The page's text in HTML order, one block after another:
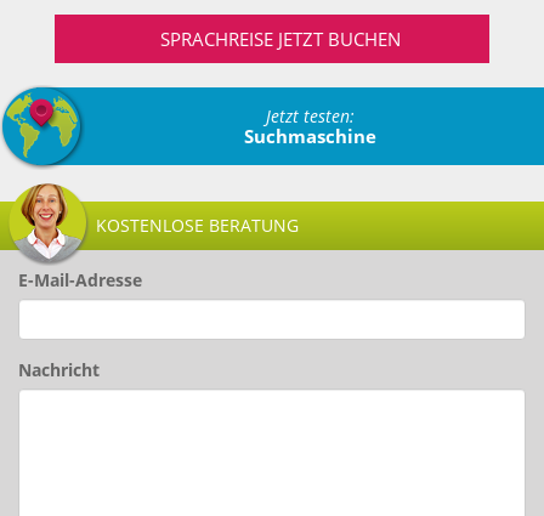
SPRACHREISE JETZT BUCHEN
Jetzt testen:
Suchmaschine
KOSTENLOSE BERATUNG
E-Mail-Adresse
Nachricht